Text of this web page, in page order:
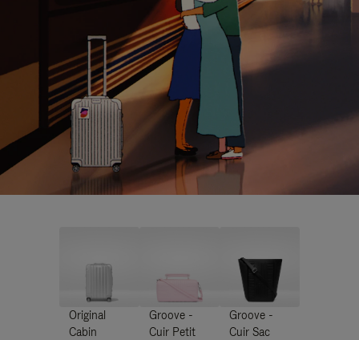
Original
Cabin
Groove -
Cuir Petit
Groove -
Cuir Sac